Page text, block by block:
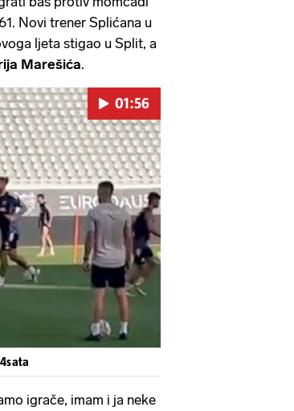
Novi trener Splićana u
ljeta stigao u Split, a
Marešića.
01:56
igrače, imam i ja neke